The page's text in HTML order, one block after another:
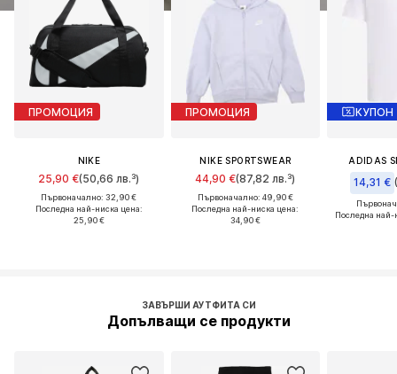
ПРОМОЦИЯ
NIKE
25,90 €(50,66 лв.³)
Първоначално: 32,90 €
Последна най-ниска цена:
25,90 €
ПРОМОЦИЯ
NIKE SPORTSWEAR
44,90 €(87,82 лв.³)
Първоначално: 49,90 €
Последна най-ниска цена:
34,90 €
КУПОН
ADIDAS
14,31 €
Последна най-
ЗАВЪРШИ АУТФИТА СИ
Допълващи се продукти